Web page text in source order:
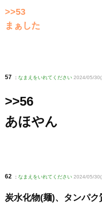
>>53
まぁした
57 : なまえをいれてください 2024/05/
>>56
あほやん
62 : なまえをいれてください 2024/05/
炭水化物(麺)、タンパ